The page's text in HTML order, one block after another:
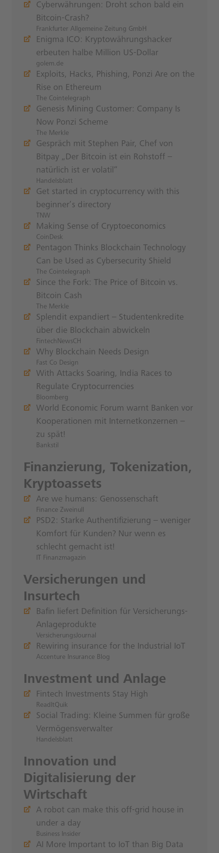
Cyberwährungen: Droht schon bald ein
Bitcoin-Crash?
Frankfurter Allgemeine Zeitung GmbH
Enigma ICO: Kryptowährungshacker
erbeuten halbe Million US-Dollar
golem.de
Exploits, Hacks, Phishing, Ponzi Are on the
Rise on Ethereum
The Cointelegraph
Genesis Mining Customer: Company Is
Now Ponzi Scheme
The Merkle
Gespräch mit Stephen Pair, Chef von
Bitpay „Der Bitcoin ist ein Rohstoff –
natürlich ist er volatil“
Handelsblatt
Get started in cryptocurrency with this
beginner’s directory
TNW
Making Sense of Cryptoeconomics
CoinDesk
Pentagon Thinks Blockchain Technology
Can be Used as Cybersecurity Shield
The Cointelegraph
Since the Fork: The Price of Bitcoin vs.
Bitcoin Cash
The Merkle
Splendit expandiert – Studentenkredite
über die Blockchain abwickeln
FintechNewsCH
Why Blockchain Needs Design
Fast Co Design
With Attacks Soaring, India Races to
Regulate Cryptocurrencies
Bloomberg
World Economic Forum warnt Banken vor
Kooperationen mit Internetkonzernen –
zu spät!
Bankstil
Finanzierung, Tokenization,
Kryptoassets
Are we humans: Genossenschaft
Finance Zweinull
PSD2: Starke Authenti­fizierung – weniger
Komfort für Kunden? Nur wenn es
schlecht gemacht ist!
IT Finanzmagazin
Versicherungen und
Insurtech
Bafin liefert Definition für Versicherungs-
Anlageprodukte
VersicherungsJournal
Rewiring insurance for the Industrial IoT
Accenture Insurance Blog
Investment und Anlage
Fintech Investments Stay High
ReadItQuik
Social Trading: Kleine Summen für große
Vermögensverwalter
Handelsblatt
Innovation und
Digitalisierung der
Wirtschaft
A robot can make this off-grid house in
under a day
Business Insider
AI More Important to IoT than Big Data